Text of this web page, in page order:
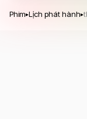
Phim▸Lịch phát hành▸